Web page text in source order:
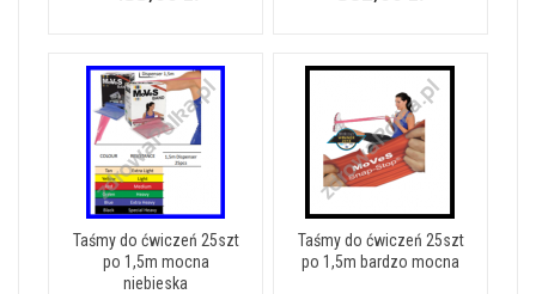
Taśmy do ćwiczeń 25szt
po 1,5m mocna
niebieska
Taśmy do ćwiczeń 25szt
po 1,5m bardzo mocna